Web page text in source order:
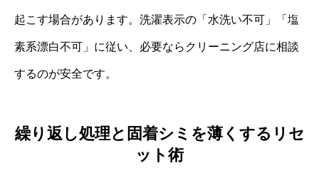
起こす場合があります。洗濯表示の「水洗い不可」「塩
素系漂白不可」に従い、必要ならクリーニング店に相談
するのが安全です。
繰り返し処理と固着シミを薄くするリセ
ット術